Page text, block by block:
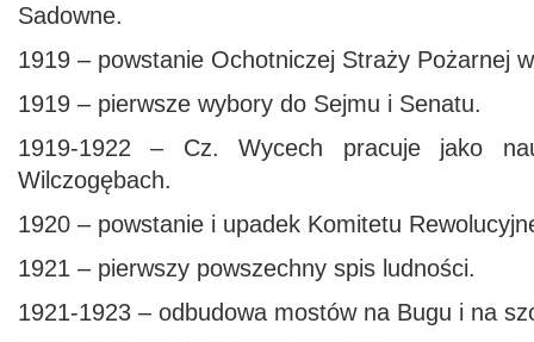
Sadowne.
1919 – powstanie Ochotniczej Straży Pożarnej
1919 – pierwsze wybory do Sejmu i Senatu.
1919-1922 – Cz. Wycech pracuje jako
Wilczogębach.
1920 – powstanie i upadek Komitetu
1921 – pierwszy powszechny spis ludności.
1921-1923 – odbudowa mostów na Bugu i na